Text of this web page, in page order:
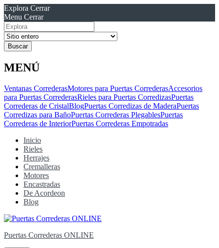
Explora Cerrar
Menu Cerrar
Resultados
para
MENÚ
Ventanas CorrederasMotores para Puertas CorrederasAccesorios
para Puertas CorrederasRieles para Puertas CorredizasPuertas
Correderas de CristalBlogPuertas Corredizas de MaderaPuertas
Corredizas para BañoPuertas Correderas PlegablesPuertas
Correderas de InteriorPuertas Correderas Empotradas
Inicio
Rieles
Herrajes
Cremalleras
Motores
Encastradas
De Acordeon
Blog
Puertas Correderas ONLINE